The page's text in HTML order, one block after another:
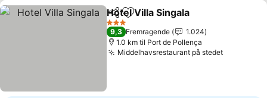
Del Føj til favoritter
Hotel Villa Singala
3 Stjerner
9,3 Fremragende
1.024
1.0 km til Port de Pollença
Middelhavsrestaurant på stedetSe priser